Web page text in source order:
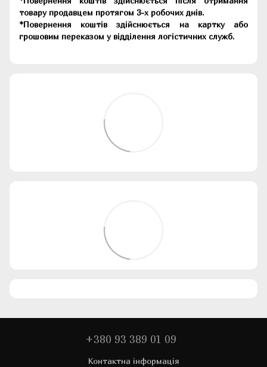
товару продавцем протягом 3-х робочих днів.
*Повернення коштів здійснюється на картку або
грошовим переказом у відділення логістичних служб.
+380 93 389 01 09
Контактна інформація